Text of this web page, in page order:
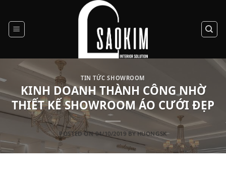
content
TIN TỨC SHOWROOM
KINH DOANH THÀNH CÔNG NHỜ
THIẾT KẾ SHOWROOM ÁO CƯỚI ĐẸP
POSTED ON04/10/2019 BYHUONGSK